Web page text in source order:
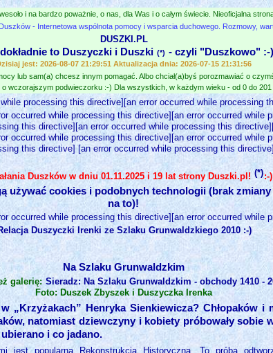
i na bardzo poważnie, o nas, dla Was i o całym świecie. Nieoficjalna
- Internetowa wspólnota pomocy i wsparcia duchowego. Rozmowy,
DUSZKI.PL
to Duszyczki i Duszki (*) - czyli "Duszkowo" :-)
jest: 2026-08-07 21:29:51 Aktualizacja dnia: 2026-07-15 21:31:56
lub sam(a) chcesz innym pomagać. Albo chciał(a)byś porozmawiać o
wczorajszym podwieczorku :-) Dla wszystkich, w każdym wieku - od 0 do 201
processing this directive][an error occurred while processing
occurred while processing this directive][an error occurred while
this directive][an error occurred while processing this
occurred while processing this directive][an error occurred while
this directive] [an error occurred while processing this
Duszków w dniu 01.11.2025 i 19 lat strony Duszki.pl! (*):-
używać cookies i podobnych technologii (brak
na to)!
occurred while processing this directive][an error occurred while
Duszyczki Irenki ze Szlaku Grunwaldzkiego 2010 :-)
Na Szlaku Grunwaldzkim
galerię: Sieradz: Na Szlaku Grunwaldzkim - obchody 1410 -
Foto: Duszek Zbyszek i Duszyczka Irenka
„Krzyżakach” Henryka Sienkiewicza? Chłopaków i
natomiast dziewczyny i kobiety próbowały sobie
i co jadano.
popularna Rekonstrukcja Historyczna. To próba